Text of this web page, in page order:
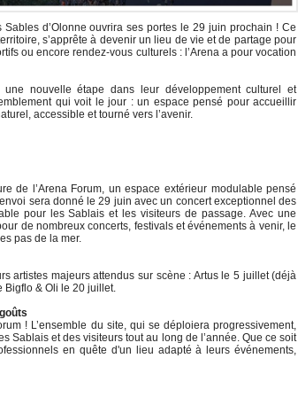
d’Olonne ouvrira ses portes le 29 juin prochain ! Ce
s’apprête à devenir un lieu de vie et de partage pour
ou encore rendez-vous culturels : l’Arena a pour vocation
une nouvelle étape dans leur développement culturel et
qui voit le jour : un espace pensé pour accueillir
accessible et tourné vers l’avenir.
de l’Arena Forum, un espace extérieur modulable pensé
sera donné le 29 juin avec un concert exceptionnel des
pour les Sablais et les visiteurs de passage. Avec une
de nombreux concerts, festivals et événements à venir, le
pas de la mer.
artistes majeurs attendus sur scène : Artus le 5 juillet (déjà
Bigflo & Oli le 20 juillet.
! L’ensemble du site, qui se déploiera progressivement,
Sablais et des visiteurs tout au long de l’année. Que ce soit
en quête d'un lieu adapté à leurs événements,